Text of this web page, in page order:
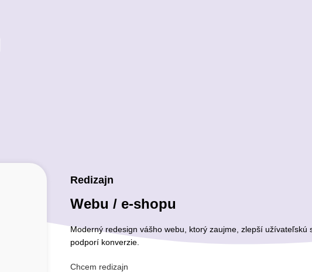
Redizajn
Webu / e-shopu
Moderný redesign vášho webu, ktorý zaujme, zlepší užívateľskú
podporí konverzie.
Chcem redizajn